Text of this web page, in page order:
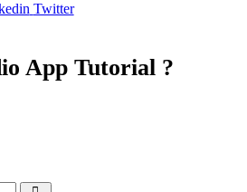
Twitter
App Tutorial ?